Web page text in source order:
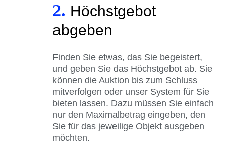
2. Höchstgebot
abgeben
Finden Sie etwas, das Sie begeistert,
und geben Sie das Höchstgebot ab. Sie
können die Auktion bis zum Schluss
mitverfolgen oder unser System für Sie
bieten lassen. Dazu müssen Sie einfach
nur den Maximalbetrag eingeben, den
Sie für das jeweilige Objekt ausgeben
möchten.